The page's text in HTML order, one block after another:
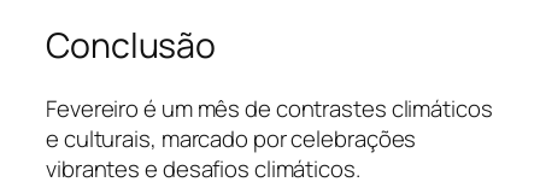
Conclusão
Fevereiro é um mês de contrastes climáticos
e culturais, marcado por celebrações
vibrantes e desafios climáticos.